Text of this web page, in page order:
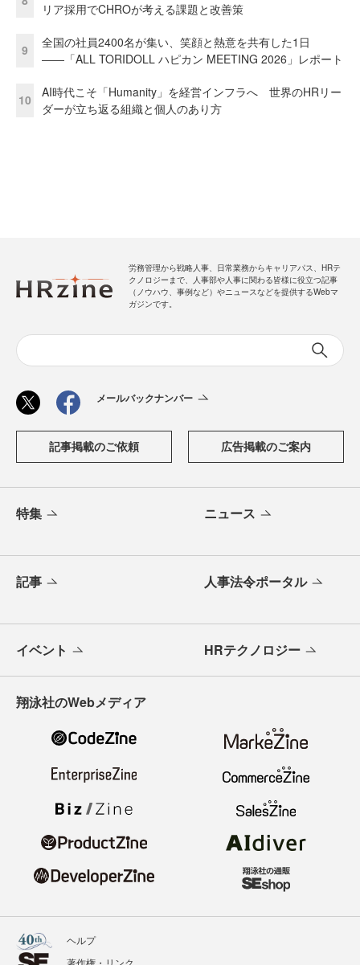
リア採用でCHROが考える課題と改善策
9
全国の社員2400名が集い、笑顔と熱意を共有した1日
――「ALL TORIDOLL ハピカン MEETING 2026」レポート
10
AI時代こそ「Humanity」を経営インフラへ 世界のHRリー
ダーが立ち返る組織と個人のあり方
労務管理から戦略人事、日常業務からキャリアパス、HRテ
クノロジーまで、人事部や人事に関わる皆様に役立つ記事
（ノウハウ、事例など）やニュースなどを提供するWebマ
ガジンです。
メールバックナンバー
記事掲載のご依頼 広告掲載のご案内
特集 ニュース
記事 人事法令ポータル
イベント HRテクノロジー
翔泳社のWebメディア
ヘルプ
著作権・リンク